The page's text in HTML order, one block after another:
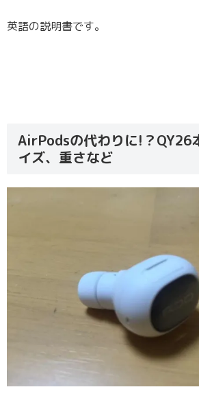
英語の説明書です。
AirPodsの代わりに!？QY26
イズ、重さなど